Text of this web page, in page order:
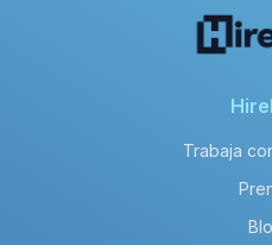
Trabaja